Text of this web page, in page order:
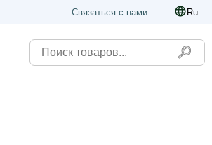
Связаться с нами Ru